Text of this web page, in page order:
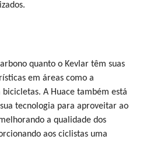
quanto o Kevlar têm suas
em áreas como a
A Huace também está
tecnologia para aproveitar ao
a qualidade dos
aos ciclistas uma